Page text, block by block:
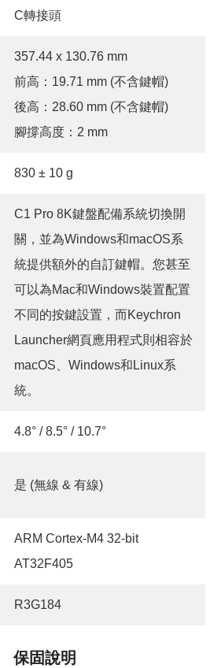
C轉接頭
357.44 x 130.76 mm
前高：19.71 mm (不含鍵帽)
後高：28.60 mm (不含鍵帽)
腳撐高度：2 mm
830 ± 10 g
C1 Pro 8K鍵盤配備系統切換開
關，並為Windows和macOS系
統提供額外的自訂鍵帽。您甚至
可以為Mac和Windows裝置配置
不同的按鍵設置，而Keychron
Launcher網頁應用程式則相容於
macOS、Windows和Linux系
統。
4.8° / 8.5° / 10.7°
是 (無線 & 有線)
ARM Cortex-M4 32-bit
AT32F405
R3G184
保固說明